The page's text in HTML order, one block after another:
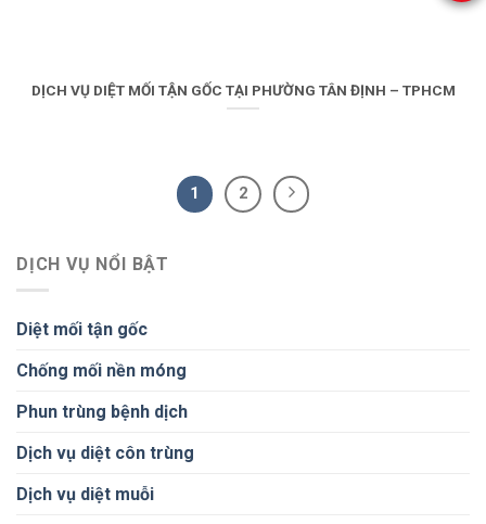
DỊCH VỤ DIỆT MỐI TẬN GỐC TẠI PHƯỜNG TÂN ĐỊNH – TPHCM
1 2
DỊCH VỤ NỔI BẬT
Diệt mối tận gốc
Chống mối nền móng
Phun trùng bệnh dịch
Dịch vụ diệt côn trùng
Dịch vụ diệt muỗi